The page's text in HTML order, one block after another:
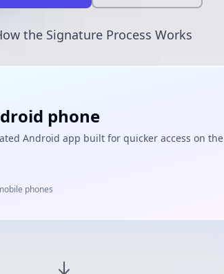
the Signature Process Works
phone
Android app built for quicker access on the
phones